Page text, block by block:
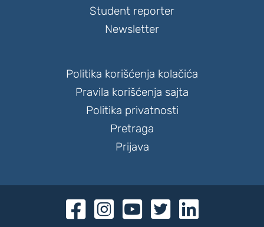
Student reporter
Newsletter
Politika korišćenja kolačića
Pravila korišćenja sajta
Politika privatnosti
Pretraga
Prijava
    